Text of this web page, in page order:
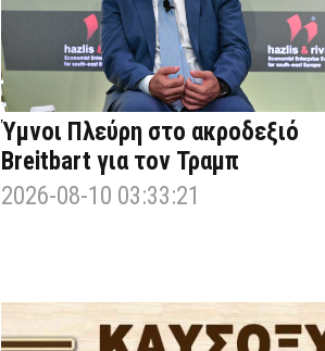
Ύμνοι Πλεύρη στο ακροδεξιό
Breitbart για τον Τραμπ
2026-08-10 03:33:21